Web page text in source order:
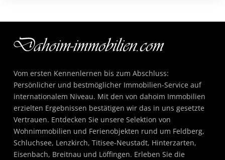
Vom ersten Kennenlernen bis zum Abschluss:
Persönlicher und bestmöglicher Immobilien-Service auf
internationalem Niveau. Mit den von dahoim Immobilien
erzielten Ergebnissen bestätigen wir das in uns gesetzte
Vertrauen. Entdecken Sie unsere Selektion von
Wohnimmobilien und Ferienobjekten rund um Feldberg,
Schluchsee, Lenzkirch, Titisee-Neustadt, Hinterzarten,
Eisenbach, Breitnau und Löffingen. Erleben Sie die